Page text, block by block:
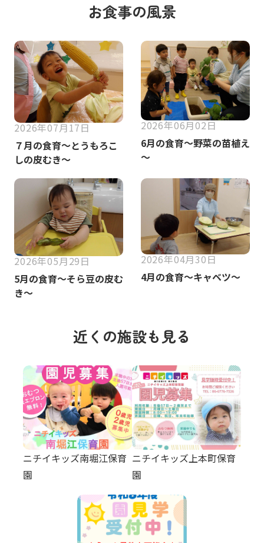
お食事の風景
2026年07月17日
７月の食育～とうもろこ
しの皮むき～
2026年06月02日
6月の食育～野菜の苗植え
～
2026年05月29日
5月の食育～そら豆の皮む
き～
2026年04月30日
4月の食育～キャベツ～
近くの施設も見る
ニチイキッズ南堀江保育
園
ニチイキッズ上本町保育
園